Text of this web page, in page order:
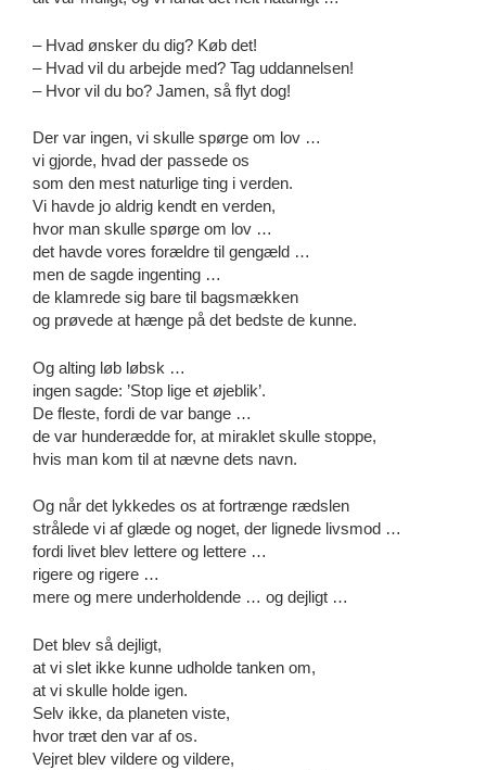
– Hvad ønsker du dig? Køb det!
– Hvad vil du arbejde med? Tag uddannelsen!
– Hvor vil du bo? Jamen, så flyt dog!
Der var ingen, vi skulle spørge om lov …
vi gjorde, hvad der passede os
som den mest naturlige ting i verden.
Vi havde jo aldrig kendt en verden,
hvor man skulle spørge om lov …
det havde vores forældre til gengæld …
men de sagde ingenting …
de klamrede sig bare til bagsmækken
og prøvede at hænge på det bedste de kunne.
Og alting løb løbsk …
ingen sagde: ’Stop lige et øjeblik’.
De fleste, fordi de var bange …
de var hunderædde for, at miraklet skulle stoppe,
hvis man kom til at nævne dets navn.
Og når det lykkedes os at fortrænge rædslen
strålede vi af glæde og noget, der lignede livsmod …
fordi livet blev lettere og lettere …
rigere og rigere …
mere og mere underholdende … og dejligt …
Det blev så dejligt,
at vi slet ikke kunne udholde tanken om,
at vi skulle holde igen.
Selv ikke, da planeten viste,
hvor træt den var af os.
Vejret blev vildere og vildere,